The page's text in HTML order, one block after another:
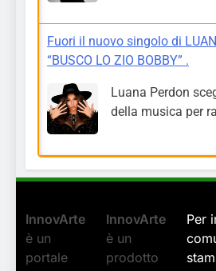
Fuori il nuovo singolo di
“BUSCO LO ZIO BOBBY” .
Luana Perdon
della musica per
InnovArte
è un
portale
InnovArte
è un
prodotto
Per